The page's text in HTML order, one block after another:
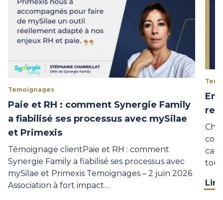
Temoignages
Paie et RH : comment Synergie Family
a fiabilisé ses processus avec mySilae
et Primexis
Témoignage clientPaie et RH : comment
Synergie Family a fiabilisé ses processus avec
mySilae et Primexis Temoignages – 2 juin 2026
Association à fort impact…
tout